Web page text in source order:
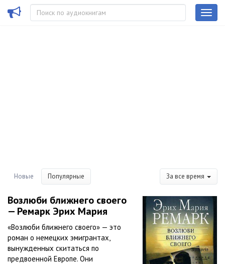
Новые Популярные За все время
Возлюби ближнего своего
— Ремарк Эрих Мария
«Возлюби ближнего своего» — это
роман о немецких эмигрантах,
вынужденных скитаться по
предвоенной Европе. Они